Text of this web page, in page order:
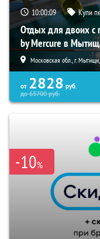
10:00:08 Купи
Отдых для двоих с
by Mercure в
Московская обл., г.
от 2828 руб.
до65700руб.
-10%